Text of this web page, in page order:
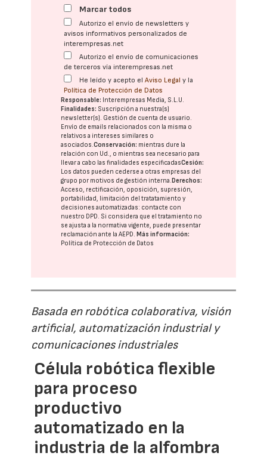
Marcar todos
Autorizo el envío de newsletters y
avisos informativos personalizados de
interempresas.net
Autorizo el envío de comunicaciones
de terceros vía interempresas.net
He leído y acepto elAviso Legal y la
Política de Protección de Datos
Responsable: Interempresas Media, S.L.U.
Finalidades: Suscripción a nuestra(s)
newsletter(s). Gestión de cuenta de usuario.
Envío de emails relacionados con la misma o
relativos a intereses similares o
asociados.Conservación: mientras dure la
relación con Ud., o mientras sea necesario para
llevar a cabo las finalidades especificadasCesión:
Los datos pueden cederse a otras empresas del
grupo por motivos de gestión interna.Derechos:
Acceso, rectificación, oposición, supresión,
portabilidad, limitación del tratatamiento y
decisiones automatizadas: contacte con
nuestro DPD. Si considera que el tratamiento no
se ajusta a la normativa vigente, puede presentar
reclamación ante laAEPD.Más información:
Política de Protección de Datos
Basada en robótica colaborativa, visión
artificial, automatización industrial y
comunicaciones industriales
Célula robótica flexible
para proceso
productivo
automatizado en la
industria de la alfombra